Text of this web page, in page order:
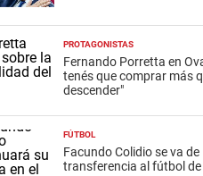
PROTAGONISTAS
Fernando Porretta en
tenés que comprar más
descender"
FÚTBOL
Facundo Colidio se va de
transferencia al fútbol de